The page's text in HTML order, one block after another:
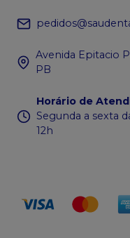
Avenida Epitacio
PB
Horário de
Segunda a sexta
12h